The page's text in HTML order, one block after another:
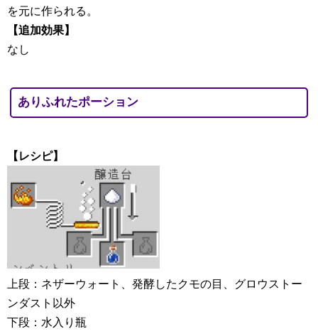
を元に作られる。
【追加効果】
なし
ありふれたポーション
【レシピ】
上段：ネザーウォート、発酵したクモの目、グロウストー
ンダスト以外
下段：水入り瓶